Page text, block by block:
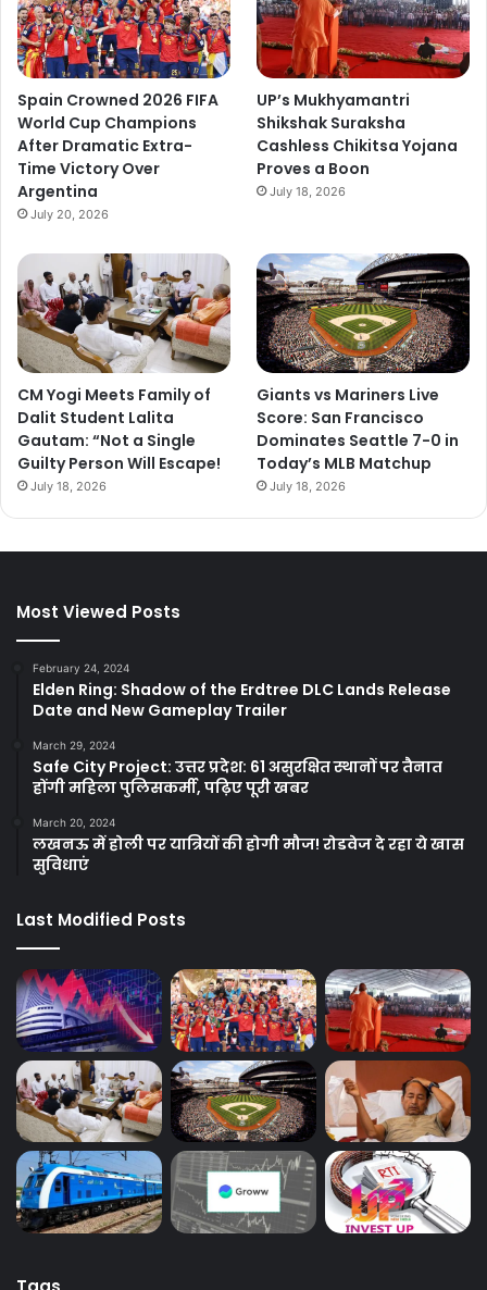
Spain Crowned 2026 FIFA
World Cup Champions
After Dramatic Extra-
Time Victory Over
Argentina
July 20, 2026
UP’s Mukhyamantri
Shikshak Suraksha
Cashless Chikitsa Yojana
Proves a Boon
July 18, 2026
CM Yogi Meets Family of
Dalit Student Lalita
Gautam: “Not a Single
Guilty Person Will Escape!
July 18, 2026
Giants vs Mariners Live
Score: San Francisco
Dominates Seattle 7-0 in
Today’s MLB Matchup
July 18, 2026
Most Viewed Posts
February 24, 2024
Elden Ring: Shadow of the Erdtree DLC Lands Release
Date and New Gameplay Trailer
March 29, 2024
Safe City Project: उत्तर प्रदेश: 61 असुरक्षित स्थानों पर तैनात
होंगी महिला पुलिसकर्मी, पढ़िए पूरी खबर
March 20, 2024
लखनऊ में होली पर यात्रियों की होगी मौज! रोडवेज दे रहा ये खास
सुविधाएं
Last Modified Posts